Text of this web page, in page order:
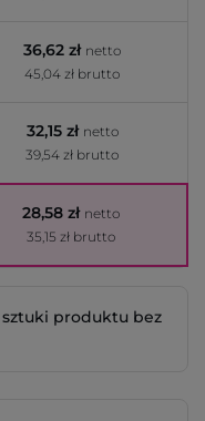
36,62 zł netto
45,04 zł brutto
32,15 zł netto
39,54 zł brutto
28,58 zł netto
35,15 zł brutto
produktu bez